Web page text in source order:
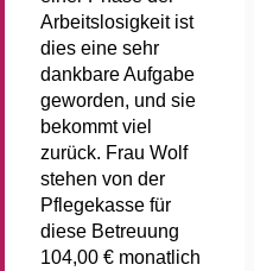
Arbeitslosigkeit ist
dies eine sehr
dankbare Aufgabe
geworden, und sie
bekommt viel
zurück. Frau Wolf
stehen von der
Pflegekasse für
diese Betreuung
104,00 € monatlich